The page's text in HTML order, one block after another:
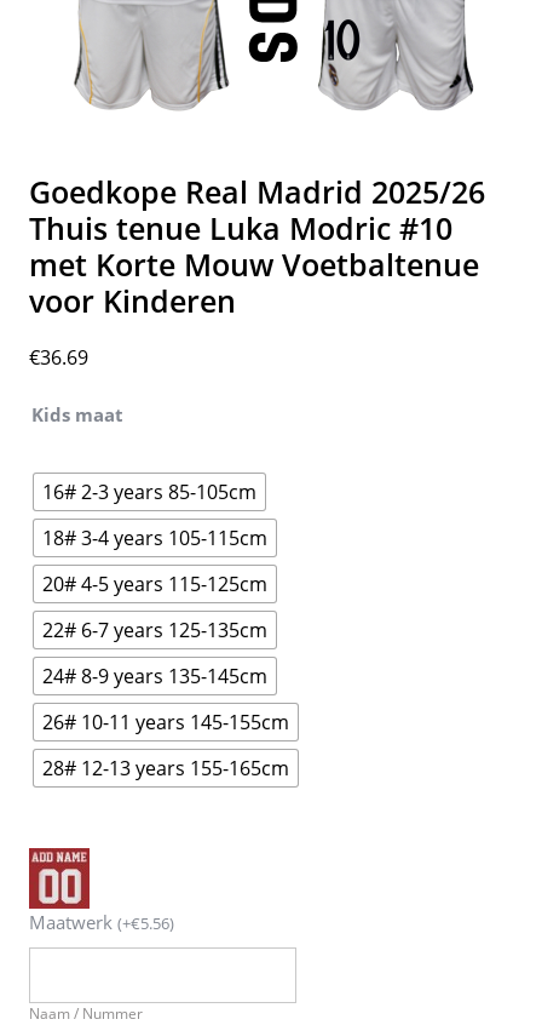
Goedkope Real Madrid 2025/26
Thuis tenue Luka Modric #10
met Korte Mouw Voetbaltenue
voor Kinderen
€36.69
Kids maat
16# 2-3 years 85-105cm
18# 3-4 years 105-115cm
20# 4-5 years 115-125cm
22# 6-7 years 125-135cm
24# 8-9 years 135-145cm
26# 10-11 years 145-155cm
28# 12-13 years 155-165cm
Maatwerk (+€5.56)
Naam / Nummer